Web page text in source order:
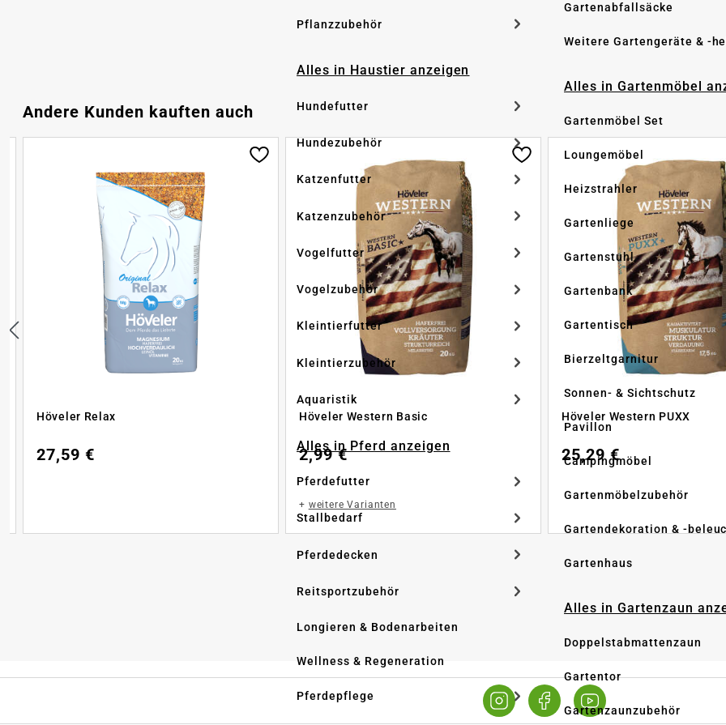
Pflanzzubehör
Alles in Haustier anzeigen
Hundefutter
Hundezubehör
Katzenfutter
Katzenzubehör
Vogelfutter
Vogelzubehör
Kleintierfutter
Kleintierzubehör
Aquaristik
Alles in Pferd anzeigen
Pferdefutter
Stallbedarf
Pferdedecken
Reitsportzubehör
Longieren & Bodenarbeiten
Wellness & Regeneration
Pferdepflege
Gartenabfallsäcke
Weitere Gartengeräte & -
Alles in Gartenmöbel
Gartenmöbel Set
Loungemöbel
Heizstrahler
Gartenliege
Gartenstuhl
Gartenbank
Gartentisch
Bierzeltgarnitur
Sonnen- & Sichtschutz
Pavillon
Campingmöbel
Gartenmöbelzubehör
Gartendekoration & -
Gartenhaus
Alles in Gartenzaun
Doppelstabmattenzaun
Gartentor
Gartenzaunzubehör
Produktgalerie überspringen
Andere Kunden kauften auch
Höveler Relax
27,59 €
Höveler Western Basic
2,99 €
+ weitere Varianten
Höveler Western PUXX
25,29 €